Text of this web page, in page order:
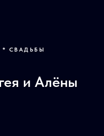
* СВАДЬБЫ
и Алёны